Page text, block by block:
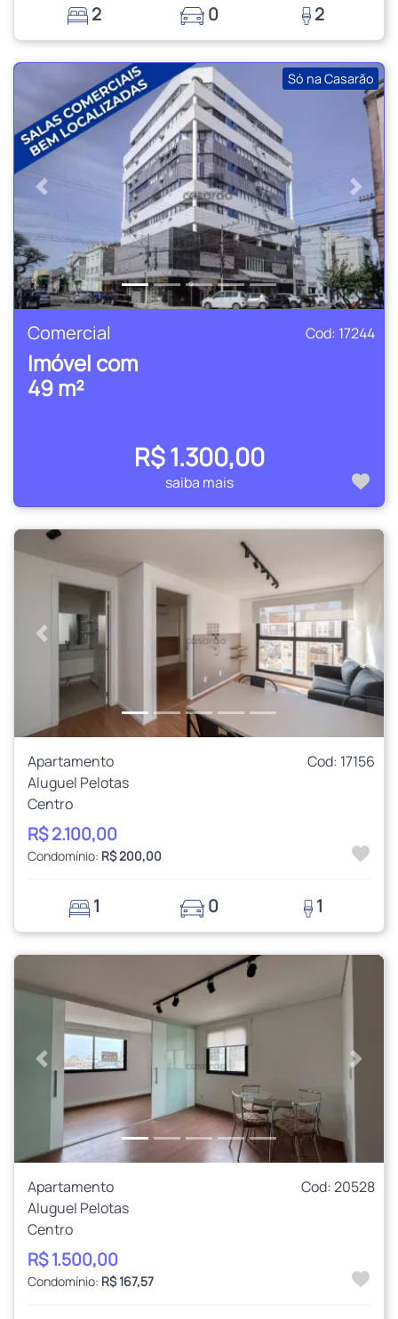
2 0 2
Só na Casarão
Anterior
Comercial Cod: 17244
Imóvel com
49 m²
R$ 1.300,00
saiba mais
Anterior
Apartamento
Cod: 17156
Aluguel Pelotas
Centro
R$ 2.100,00
Condomínio: R$ 200,00
1 0 1
Anterior
Apartamento
Cod: 20528
Aluguel Pelotas
Centro
R$ 1.500,00
Condomínio: R$ 167,57